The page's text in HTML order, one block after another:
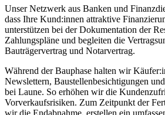
Unser Netzwerk aus Banken und
dass Ihre Kund:innen attraktive
unterstützen bei der Dokumentation der
Zahlungspläne und begleiten die
Bauträgervertrag und Notarvertrag.
Während der Bauphase halten wir
Newslettern, Baustellenbesichtigungen
bei Laune. So erhöhen wir die
Vorverkaufsrisiken. Zum Zeitpunkt der
wir die Endabnahme, erstellen ein